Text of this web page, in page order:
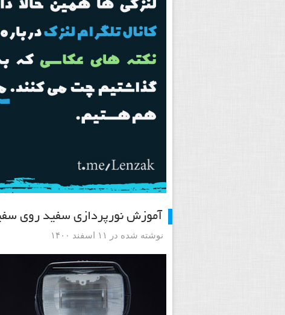
آموزش نورپردازی سفید روی
نوشته شده در ۱۱ اسفند ۱۴۰۰